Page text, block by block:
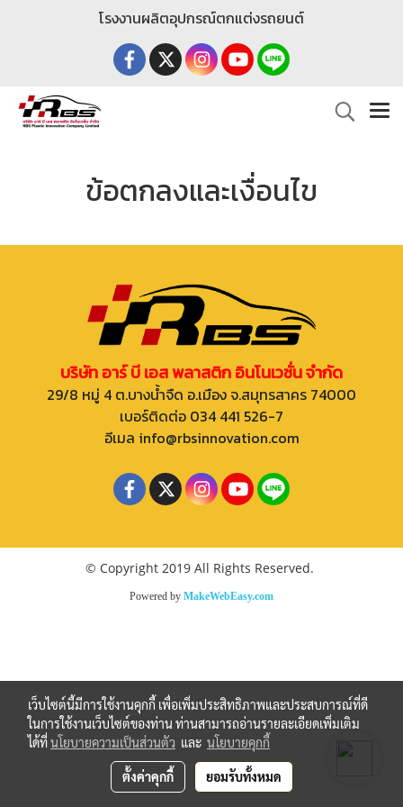
โรงงานผลิตอุปกรณ์ตกแต่งรถยนต์
ข้อตกลงและเงื่อนไข
บริษัท อาร์ บี เอส พลาสติก อินโนเวชั่น จำกัด
29/8 หมู่ 4 ต.บางน้ำจืด อ.เมือง จ.สมุทรสาคร 74000
เบอร์ติดต่อ 034 441 526-7
อีเมล info@rbsinnovation.com
© Copyright 2019 All Rights Reserved.
Powered by MakeWebEasy.com
เว็บไซต์นี้มีการใช้งานคุกกี้ เพื่อเพิ่มประสิทธิภาพและประสบการณ์ที่ดี
ในการใช้งานเว็บไซต์ของท่าน ท่านสามารถอ่านรายละเอียดเพิ่มเติม
ได้ที่นโยบายความเป็นส่วนตัว และ นโยบายคุกกี้
ตั้งค่าคุกกี้ ยอมรับทั้งหมด